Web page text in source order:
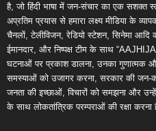
है, जो हिंदी भाषा में जन-संचार का एक सशक्त
अप्रतिम प्रयास से हमारा लक्ष्य मीडिया के
चैनलों, टेलीविजन, रेडियो स्टेशन, सिनेमा आदि
ईमानदार, और निष्पक्ष टीम के साथ
घटनाओं पर प्रकाश डालना, उनका गुणात्मक
समस्याओं को उजागर करना, सरकार की जन-
जनता की इच्छाओं, विचारों को समझना और
के साथ लोकतांत्रिक परम्पराओं की रक्षा करना